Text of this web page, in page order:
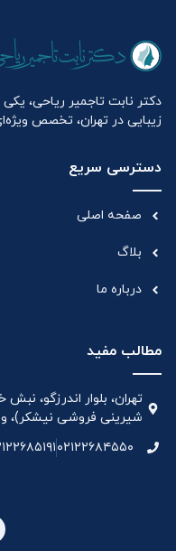
دکتر نابت تاجمیر ریاحی،
زیبایی در تهران، تخصص
دسترسی سریع
صفحه اصلی
بلاگ
درباره ما
مطالب مفید
شیرینی فروشی نیشکر)، واحد ۳۳ ،
۰۲۱۲۲۶۸۴۵۵۰